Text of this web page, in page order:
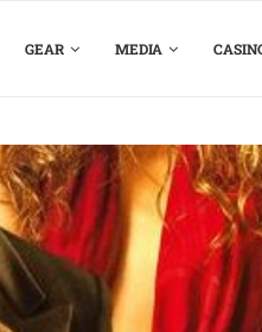
GEAR MEDIA